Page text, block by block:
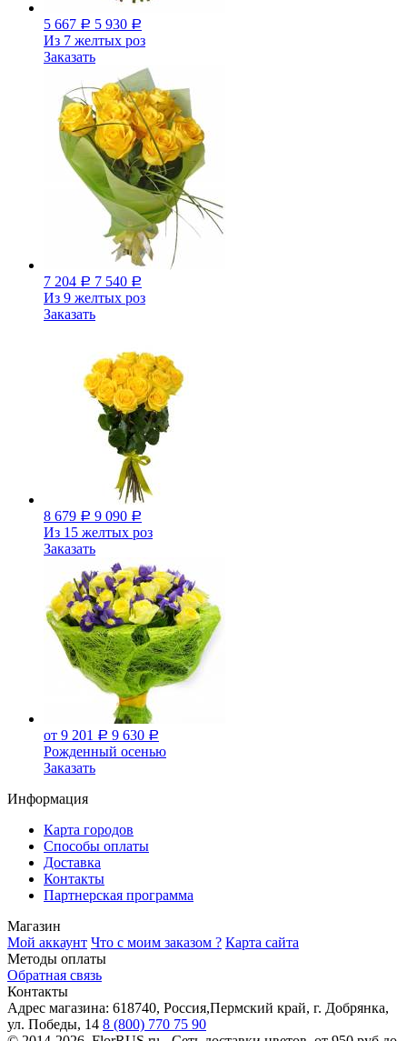
5 667 Р 5 930 Р
Из 7 желтых роз
Заказать
7 204 Р 7 540 Р
Из 9 желтых роз
Заказать
8 679 Р 9 090 Р
Из 15 желтых роз
Заказать
от 9 201 Р 9 630 Р
Рожденный осенью
Заказать
Информация
Карта городов
Способы оплаты
Доставка
Контакты
Партнерская программа
Магазин
Мой аккаунт Что с моим заказом ? Карта сайта
Методы оплаты
Обратная связь
Контакты
Адрес магазина: 618740, Россия,Пермский край, г. Добрянка,
ул. Победы, 14 8 (800) 770 75 90